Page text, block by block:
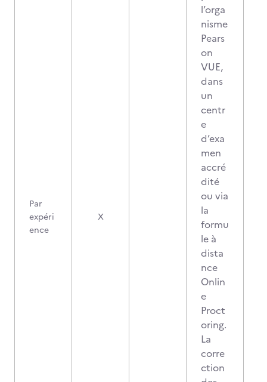
Par
expéri
ence
X
l’orga
nisme
Pears
on
VUE,
dans
un
centr
e
d’exa
men
accré
dité
ou via
la
formu
le à
dista
nce
Onlin
e
Proct
oring.
La
corre
ction